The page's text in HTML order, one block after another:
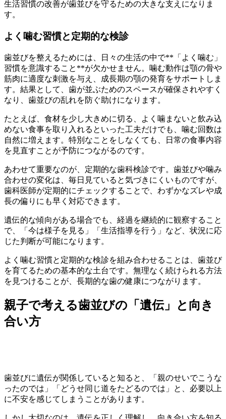
生活習慣の改善が歯並びを守るための大きな支えになりま
す。
よく噛む習慣と定期的な検診
歯並びを整えるためには、日々の生活の中で**「よく噛む」
習慣を意識すること**が欠かせません。噛む動作は顎の骨や
筋肉に適度な刺激を与え、成長期の顎の発育をサポートしま
す。結果として、歯が並ぶためのスペースが確保されやすく
なり、歯並びの乱れを防ぐ助けになります。
たとえば、食材を少し大きめに切る、よく噛まないと飲み込
めない食事を取り入れるといった工夫だけでも、噛む回数は
自然に増えます。特別なことをしなくても、日常の食事内容
を見直すことが予防につながるのです。
あわせて重要なのが、定期的な歯科検診です。歯並びや噛み
合わせの変化は、毎日見ていると気づきにくいものですが、
歯科医師が定期的にチェックすることで、わずかなズレや成
長の偏りにも早く対応できます。
遺伝的な傾向がある場合でも、経過を継続的に観察すること
で、「今は様子を見る」「生活指導を行う」など、状況に応
じた判断が可能になります。
よく噛む習慣と定期的な検診を組み合わせることは、歯並び
を育てるための基本的な土台です。無理なく続けられる方法
を見つけることが、長期的な歯の健康につながります。
親子で考える歯並びの「遺伝」と向き
合い方
歯並びに遺伝が関係していると知ると、「親のせいでこうな
ったのでは」「どうせ同じ道をたどるのでは」と、必要以上
に不安を感じてしまうことがあります。